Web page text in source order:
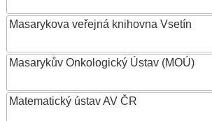
Masarykova veřejná knihovna Vsetín
Masarykův Onkologický Ústav (MOÚ)
Matematický ústav AV ČR